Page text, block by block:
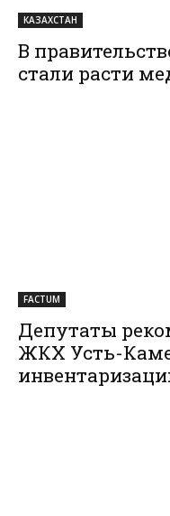
КАЗАХСТАН
В
стали расти
FACTUM
Депутаты
ЖКХ Усть-